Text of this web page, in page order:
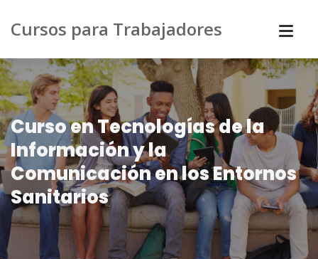
Cursos para Trabajadores
Curso en Tecnologías de la
Información y la
Comunicación en los Entornos
Sanitarios